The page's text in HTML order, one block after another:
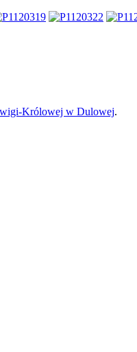
Królowej w Dulowej.